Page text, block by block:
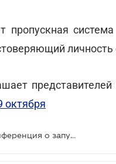
пропускная
личность
представителей
октября
24 сентября в ЛІГА:ЗАКОН состоится пресс-конференция о запуске правил Incoterms® 2020 в Украине